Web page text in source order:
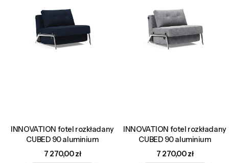
INNOVATION fotel rozkładany
CUBED 90 aluminium
Cena
7 270,00 zł
INNOVATION fotel rozkładany
CUBED 90 aluminium
Cena
7 270,00 zł